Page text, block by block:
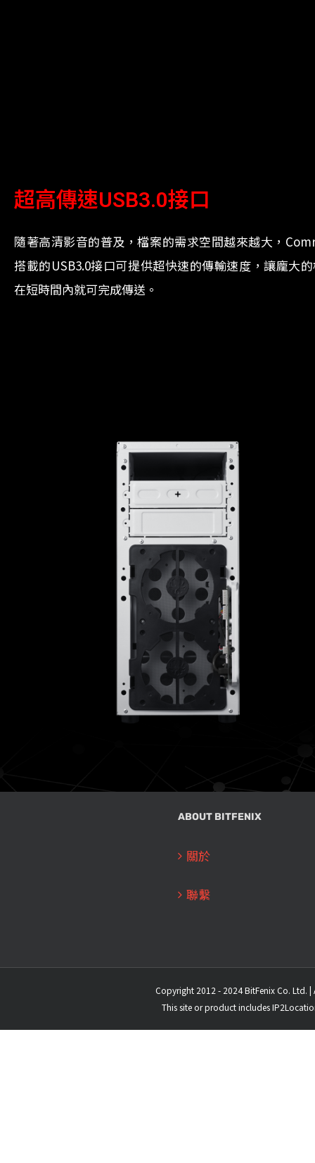
超高傳速USB3.0接口
隨著高清影音的普及，檔案的需求空間越來越大，
搭載的USB3.0接口可提供超快速的傳輸速度，讓龐大
在短時間內就可完成傳送。
ABOUT BITFENIX
關於
聯繫
Copyright 2012 - 2024 BitFenix Co. Ltd. |
This site or product includes